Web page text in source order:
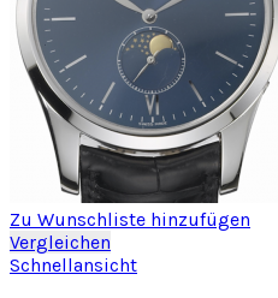
Zu Wunschliste hinzufügen
Vergleichen
Schnellansicht